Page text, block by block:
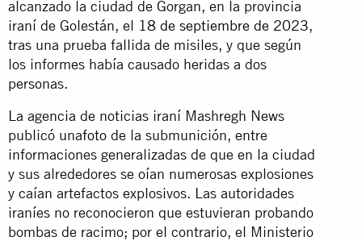
alcanzado la ciudad de Gorgan, en la provincia
iraní de Golestán, el 18 de septiembre de 2023,
tras una prueba fallida de misiles, y que según
los informes había causado heridas a dos
personas.
La agencia de noticias iraní Mashregh News
publicó unafoto de la submunición, entre
informaciones generalizadas de que en la ciudad
y sus alrededores se oían numerosas explosiones
y caían artefactos explosivos. Las autoridades
iraníes no reconocieron que estuvieran probando
bombas de racimo; por el contrario, el Ministerio